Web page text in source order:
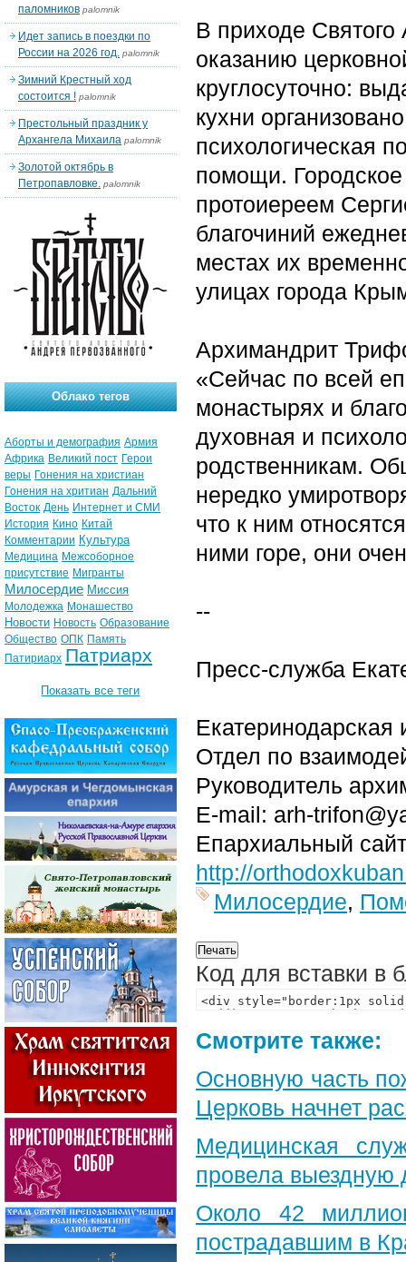
В приходе
оказанию
круглосуточно:
кухни
психологическая
помощи. Городское
протоиереем
благочиний
местах их
улицах города
Архимандрит
«Сейчас по всей
монастырях и
духовная и
родственникам.
нередко
что к ним
ними горе, они
--
Пресс-служба
Екатеринодарская
Отдел по
Руководитель
E-mail: arh-
Епархиальный
http://
Милосердие,
Код для вставки в
Смотрите также:
Основную часть
Церковь начнет
Медицинская
провела выездную
Около 42
пострадавшим в
паломников palomnik
Идет запись в поездки по
России на 2026 год. palomnik
Зимний Крестный ход
состоится ! palomnik
Престольный праздник у
Архангела Михаила palomnik
Золотой октябрь в
Петропавловке. palomnik
Облако тегов
Аборты и демография Армия
Африка Великий пост Герои
веры Гонения на христиан
Гонения на хритиан Дальний
Восток День Интернет и СМИ
История Кино Китай
Комментарии Культура
Медицина Межсоборное
присутствие Мигранты
Милосердие Миссия
Молодежка Монашество
Новости Новость Образование
Общество ОПК Память
Патириарх Патриарх
Показать все теги